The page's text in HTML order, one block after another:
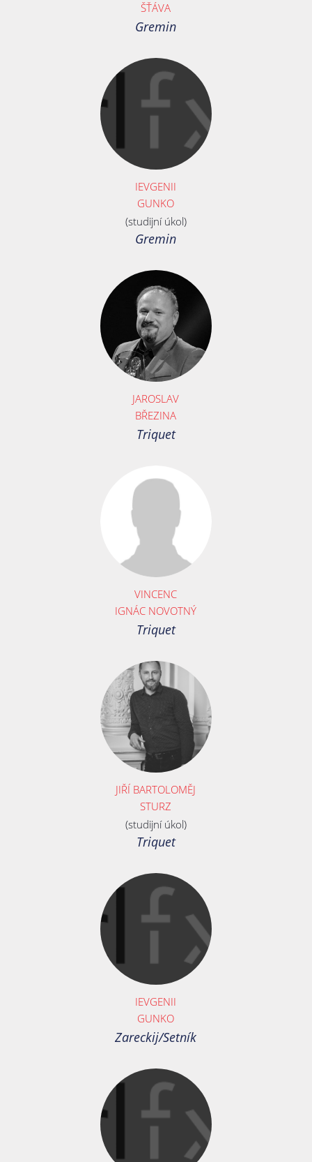
ŠŤÁVA
Gremin
IEVGENII
GUNKO
(studijní úkol)
Gremin
JAROSLAV
BŘEZINA
Triquet
VINCENC
IGNÁC NOVOTNÝ
Triquet
JIŘÍ BARTOLOMĚJ
STURZ
(studijní úkol)
Triquet
IEVGENII
GUNKO
Zareckij/Setník